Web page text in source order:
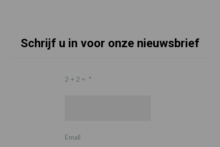
Schrijf u in voor onze nieuwsbrief
2 + 2 = *
Email